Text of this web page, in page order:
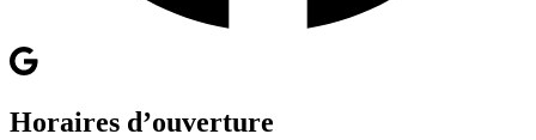
Horaires d’ouverture